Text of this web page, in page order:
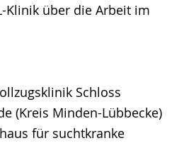
Klinik über die Arbeit im
Schloss
(Kreis Minden-Lübbecke)
für suchtkranke